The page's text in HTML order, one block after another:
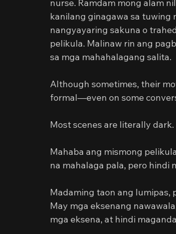
nurse. Ramdam mong alam
kanilang ginagawa sa tuwing
nangyayaring sakuna o
pelikula. Malinaw rin ang
sa mga mahahalagang salita.
Although sometimes, their
formal—even on some
Most scenes are literally
Mahaba ang mismong
na mahalaga pala, pero hindi
Madaming taon ang lumipas,
May mga eksenang
mga eksena, at hindi